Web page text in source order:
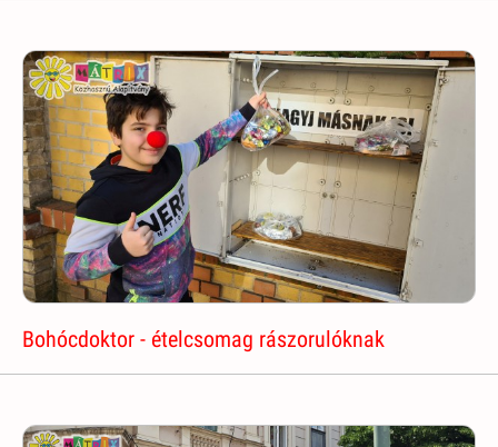
Bohócdoktor - ételcsomag rászorulóknak